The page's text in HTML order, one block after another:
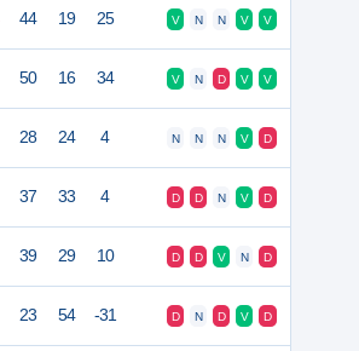
44 19 25 V N N V V
50 16 34 V N D V V
28 24 4 N N N V D
37 33 4 D D N V D
39 29 10 D D V N D
23 54 -31 D N D V D